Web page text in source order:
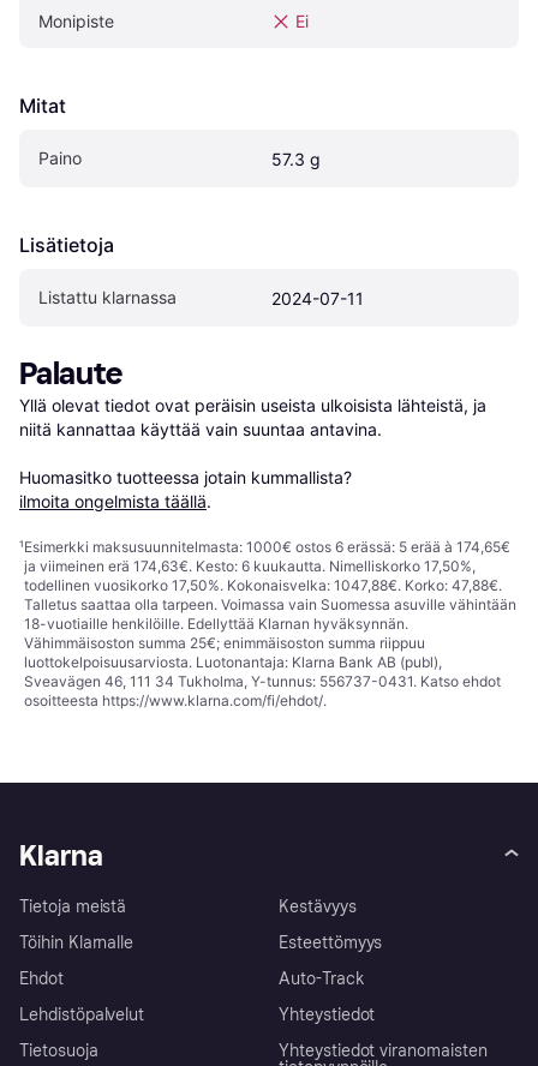
Monipiste Ei
Mitat
Paino 57.3 g
Lisätietoja
Listattu klarnassa 2024-07-11
Palaute
Yllä olevat tiedot ovat peräisin useista ulkoisista lähteistä, ja
niitä kannattaa käyttää vain suuntaa antavina.
Huomasitko tuotteessa jotain kummallista?
ilmoita ongelmista täällä.
¹Esimerkki maksusuunnitelmasta: 1000€ ostos 6 erässä: 5 erää à 174,65€
ja viimeinen erä 174,63€. Kesto: 6 kuukautta. Nimelliskorko 17,50%,
todellinen vuosikorko 17,50%. Kokonaisvelka: 1047,88€. Korko: 47,88€.
Talletus saattaa olla tarpeen. Voimassa vain Suomessa asuville vähintään
18-vuotiaille henkilöille. Edellyttää Klarnan hyväksynnän.
Vähimmäisoston summa 25€; enimmäisoston summa riippuu
luottokelpoisuusarviosta. Luotonantaja: Klarna Bank AB (publ),
Sveavägen 46, 111 34 Tukholma, Y-tunnus: 556737-0431. Katso ehdot
osoitteesta https://www.klarna.com/fi/ehdot/.
Klarna
Tietoja meistä
Töihin Klarnalle
Ehdot
Lehdistöpalvelut
Tietosuoja
Kestävyys
Esteettömyys
Auto-Track
Yhteystiedot
Yhteystiedot viranomaisten